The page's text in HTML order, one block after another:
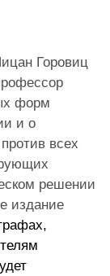
Горовиц
форм
и о
всех
решении
издание